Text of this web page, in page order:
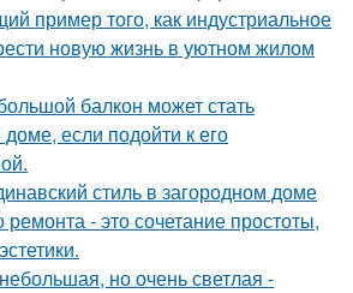
пример того, как индустриальное
новую жизнь в уютном жилом
балкон может стать
если подойти к его
стиль в загородном доме
ремонта - это сочетание простоты,
но очень светлая -